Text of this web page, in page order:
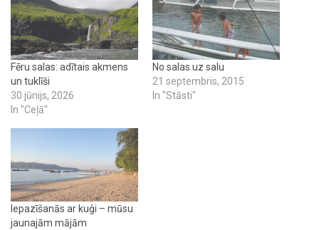
Fēru salas: adītais akmens
un tuklīši
30 jūnijs, 2026
In "Ceļā"
No salas uz salu
21 septembris, 2015
In "Stāsti"
Iepazīšanās ar kuģi – mūsu
jaunajām mājām